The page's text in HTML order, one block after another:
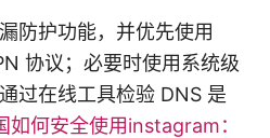
防护功能，并优先使用
协议；必要时使用系统级
过在线工具检验 DNS 是
如何安全使用instagram：